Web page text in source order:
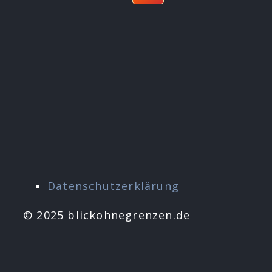
Datenschutzerklärung
© 2025 blickohnegrenzen.de